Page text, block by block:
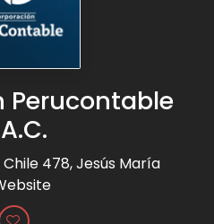
Perucontable
478, Jesús María